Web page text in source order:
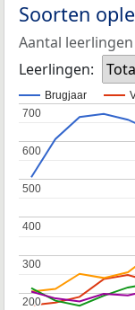
Soorten
Aantal
Leerlingen:
Brugjaar
200
200
300
300
400
400
500
500
600
600
700
700